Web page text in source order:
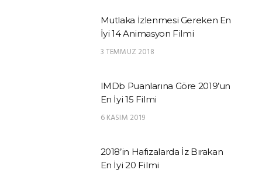
Mutlaka İzlenmesi Gereken En
İyi 14 Animasyon Filmi
3 TEMMUZ 2018
IMDb Puanlarına Göre 2019’un
En İyi 15 Filmi
6 KASIM 2019
2018’in Hafızalarda İz Bırakan
En İyi 20 Filmi